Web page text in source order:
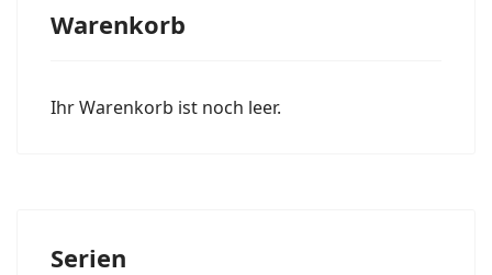
Warenkorb
Ihr Warenkorb ist noch leer.
Serien